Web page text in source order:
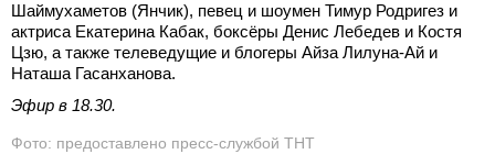
Шаймухаметов (Янчик), певец и шоумен Тимур Родригез и
актриса Екатерина Кабак, боксёры Денис Лебедев и Костя
Цзю, а также телеведущие и блогеры Айза Лилуна-Ай и
Наташа Гасанханова.
Эфир в 18.30.
Фото: предоставлено пресс-службой ТНТ